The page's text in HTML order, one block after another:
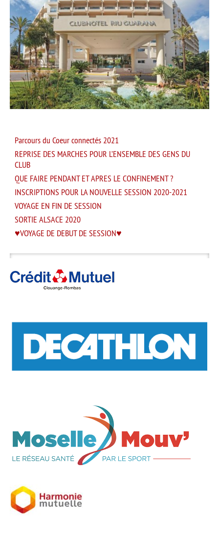
Parcours du Coeur connectés 2021
REPRISE DES MARCHES POUR L’ENSEMBLE DES GENS DU
CLUB
QUE FAIRE PENDANT ET APRES LE CONFINEMENT ?
INSCRIPTIONS POUR LA NOUVELLE SESSION 2020-2021
VOYAGE EN FIN DE SESSION
SORTIE ALSACE 2020
VOYAGE DE DEBUT DE SESSION